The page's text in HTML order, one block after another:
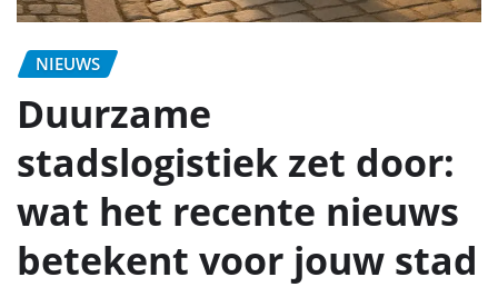
NIEUWS
Duurzame
stadslogistiek zet door:
wat het recente nieuws
betekent voor jouw stad